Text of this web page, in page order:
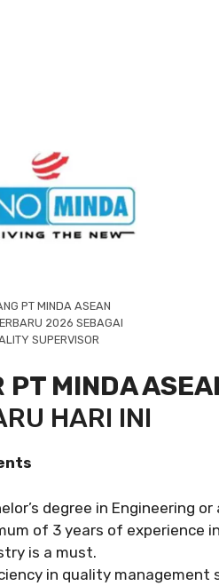
PT MINDA ASEAN
2026 SEBAGAI
SUPERVISOR
PT MINDA
HARI INI
degree in Engineering
of 3 years of
is a must.
in quality management